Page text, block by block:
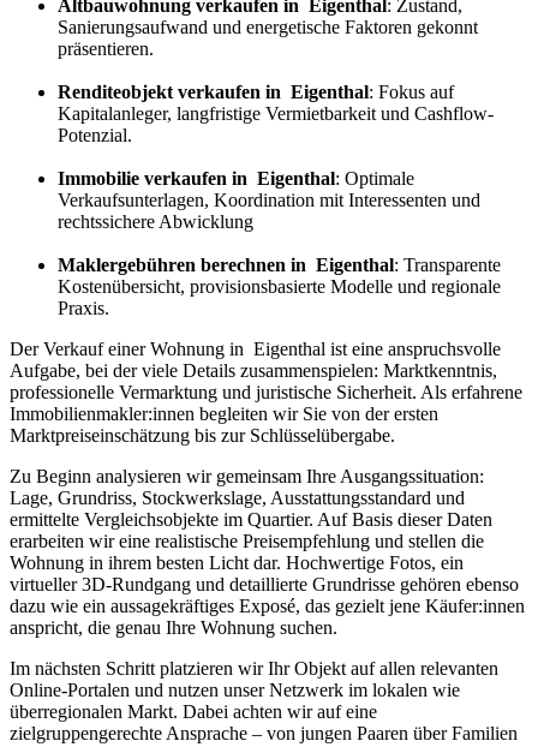
Altbauwohnung verkaufen in Eigenthal : Zustand,
Sanierungsaufwand und energetische Faktoren gekonnt
präsentieren.
Renditeobjekt verkaufen in Eigenthal: Fokus auf
Kapitalanleger, langfristige Vermietbarkeit und Cashflow-
Potenzial.
Immobilie verkaufen in Eigenthal: Optimale
Verkaufsunterlagen, Koordination mit Interessenten und
rechtssichere Abwicklung
Maklergebühren berechnen in Eigenthal: Transparente
Kostenübersicht, provisionsbasierte Modelle und regionale
Praxis.
Der Verkauf einer Wohnung in Eigenthal ist eine anspruchsvolle
Aufgabe, bei der viele Details zusammenspielen: Marktkenntnis,
professionelle Vermarktung und juristische Sicherheit. Als erfahrene
Immobilienmakler:innen begleiten wir Sie von der ersten
Marktpreiseinschätzung bis zur Schlüsselübergabe.
Zu Beginn analysieren wir gemeinsam Ihre Ausgangssituation:
Lage, Grundriss, Stockwerkslage, Ausstattungsstandard und
ermittelte Vergleichsobjekte im Quartier. Auf Basis dieser Daten
erarbeiten wir eine realistische Preisempfehlung und stellen die
Wohnung in ihrem besten Licht dar. Hochwertige Fotos, ein
virtueller 3D-Rundgang und detaillierte Grundrisse gehören ebenso
dazu wie ein aussagekräftiges Exposé, das gezielt jene Käufer:innen
anspricht, die genau Ihre Wohnung suchen.
Im nächsten Schritt platzieren wir Ihr Objekt auf allen relevanten
Online-Portalen und nutzen unser Netzwerk im lokalen wie
überregionalen Markt. Dabei achten wir auf eine
zielgruppengerechte Ansprache – von jungen Paaren über Familien